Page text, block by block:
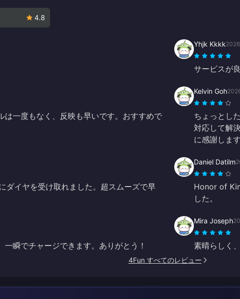
4.8
Yhjk Kkkk
サービスが
は一度もなく、反映も早いです。おすすめで
Kelvin Goh
ちょっとし
対応して解
に感謝しま
イヤを受け取れました。超スムーズで早
Daniel Datilm
Honor of
した。
瞬でチャージできます。ありがとう！
Mira Joseph
素晴らしく
4Fun すべてのレビュー